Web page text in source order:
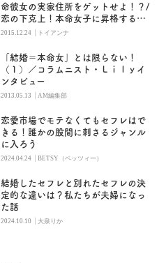
命彼女の実家住所をゲットせよ！？/
恋の下克上！本命女子に昇格する秘
密
2015.12.24 | トイアンナ
「結婚＝本命女」とは限らない！
（１）／コラムニスト・Ｌｉｌｙイ
ンタビュー
2013.05.13 | AM編集部
恋愛市場でモテなくてもセフレはで
きる！誰かの股間に刺さるジャンル
に入ろう
2024.04.24 |BETSY（ベッツィー）
結婚したセフレと別れたセフレの決
定的な違いは？私たちが夫婦になっ
た話
2024.10.10 |大泉りか